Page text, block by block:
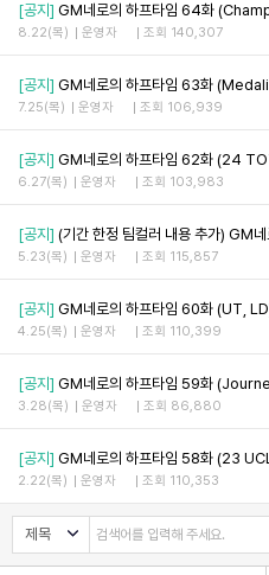
[공지] GM네로의 하프타임 64화
8.22(목) 운영자 조회 140,307
[공지] GM네로의 하프타임 63화
7.25(목) 운영자 조회 106,939
[공지] GM네로의 하프타임 62화 (24
6.27(목) 운영자 조회 103,983
[공지] (기간 한정 팀컬러 내용 추가) GM
5.23(목) 운영자 조회 115,857
[공지] GM네로의 하프타임 60화 (UT,
4.25(목) 운영자 조회 110,399
[공지] GM네로의 하프타임 59화
3.28(목) 운영자 조회 86,880
[공지] GM네로의 하프타임 58화 (23
2.22(목) 운영자 조회 110,353